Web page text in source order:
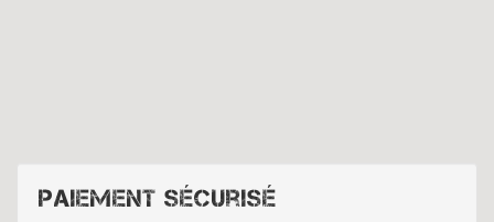
Paiement sécurisé